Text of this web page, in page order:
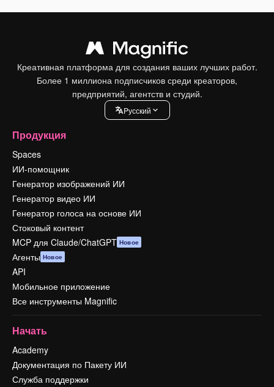
Креативная платформа для создания ваших лучших работ.
Более 1 миллиона подписчиков среди креаторов,
предприятий, агентств и студий.
Pусский
Продукция
Spaces
ИИ-помощник
Генератор изображений ИИ
Генератор видео ИИ
Генератор голоса на основе ИИ
Стоковый контент
MCP для Claude/ChatGPT Новое
Агенты Новое
API
Мобильное приложение
Все инструменты Magnific
Начать
Academy
Документация по Пакету ИИ
Служба поддержки